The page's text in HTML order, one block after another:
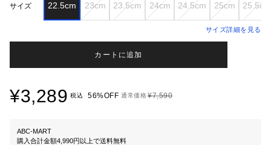
サイズ 22.5cm 23cm 23.5cm 24cm 24.5cm 25cm 25.5cm
サイズ詳細を見る
カートに追加
¥3,289 税込 56%OFF 通常価格¥7,590
ABC-MART
購入合計金額4,990円以上で送料無料